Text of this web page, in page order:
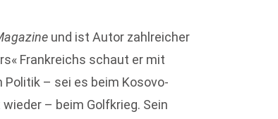
und ist Autor zahlreicher
Frankreichs schaut er mit
– sei es beim Kosovo-
– beim Golfkrieg. Sein